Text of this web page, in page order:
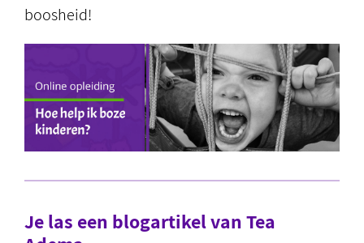
boosheid!
Je las een blogartikel van Tea